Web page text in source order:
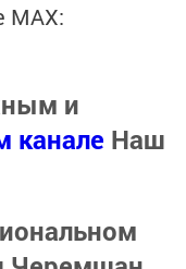
MАХ:
и
канале Наш